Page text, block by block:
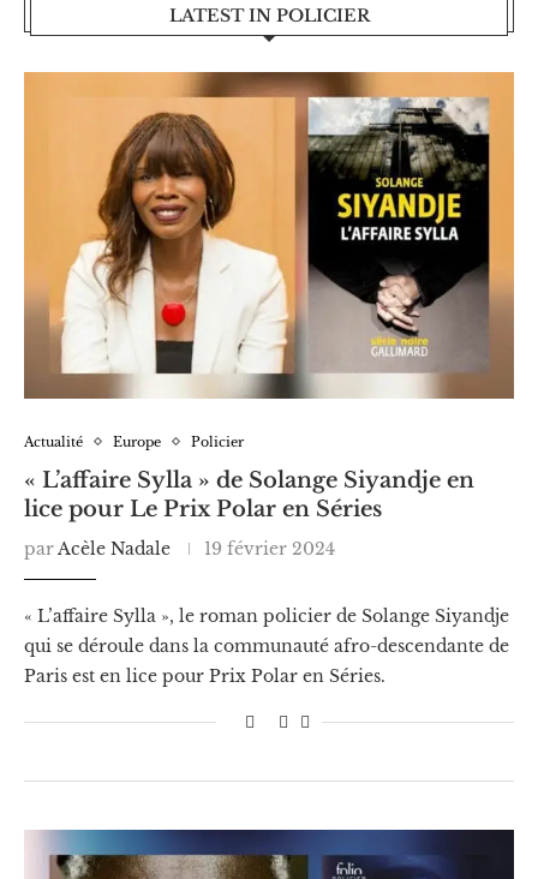
LATEST IN POLICIER
Actualité Europe Policier
« L’affaire Sylla » de Solange Siyandje en
lice pour Le Prix Polar en Séries
parAcèle Nadale 19 février 2024
« L’affaire Sylla », le roman policier de Solange Siyandje
qui se déroule dans la communauté afro-descendante de
Paris est en lice pour Prix Polar en Séries.